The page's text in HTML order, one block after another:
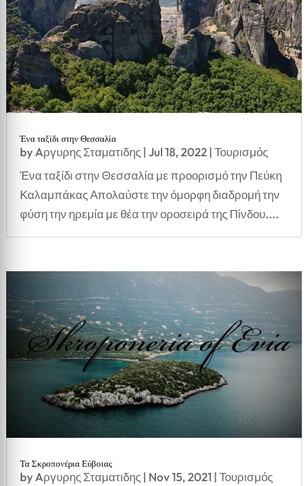
Ένα ταξίδι στην Θεσσαλία
byAργυρης Σταματιδης |Jul 18, 2022|Τουρισμός
Ένα ταξίδι στην Θεσσαλία με προορισμό την Πεύκη
Καλαμπάκας Απολαύστε την όμορφη διαδρομή την
φύση την ηρεμία με θέα την οροσειρά της Πίνδου....
Τα Σκροπονέρια Εύβοιας
byAργυρης Σταματιδης | Nov 15, 2021 |Τουρισμός